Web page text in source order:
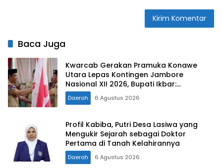
Baca Juga
Kwarcab Gerakan Pramuka Konawe
Utara Lepas Kontingen Jambore
Nasional XII 2026, Bupati Ikbar:
Tunjukkan Karakter Generasi Muda
Konut yang Disiplin dan Berprestasi
Daerah 6 Agustus 2026
Profil Kabiba, Putri Desa Lasiwa yang
Mengukir Sejarah sebagai Doktor
Pertama di Tanah Kelahirannya
Daerah 6 Agustus 2026